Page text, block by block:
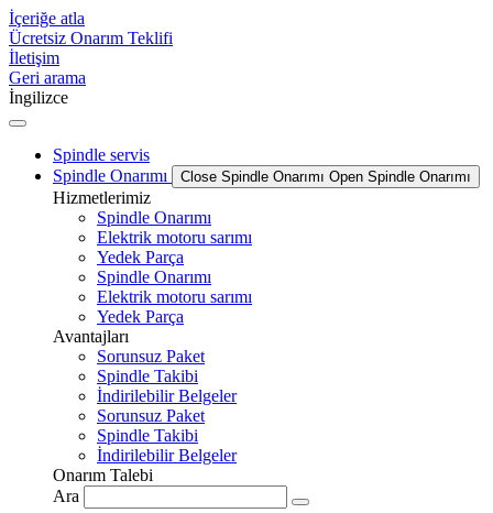
İçeriğe atla
Ücretsiz Onarım Teklifi
İletişim
Geri arama
İngilizce
Spindle servis
Spindle Onarımı
Close Spindle Onarımı Open Spindle Onarımı
Hizmetlerimiz
Spindle Onarımı
Elektrik motoru sarımı
Yedek Parça
Spindle Onarımı
Elektrik motoru sarımı
Yedek Parça
Avantajları
Sorunsuz Paket
Spindle Takibi
İndirilebilir Belgeler
Sorunsuz Paket
Spindle Takibi
İndirilebilir Belgeler
Onarım Talebi
Ara